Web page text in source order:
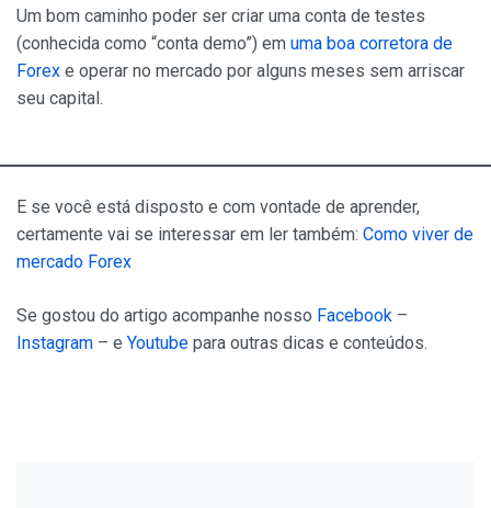
Um bom caminho poder ser criar uma conta de testes
(conhecida como “conta demo”) em uma boa corretora de
Forex e operar no mercado por alguns meses sem arriscar
seu capital.
E se você está disposto e com vontade de aprender,
certamente vai se interessar em ler também: Como viver de
mercado Forex
Se gostou do artigo acompanhe nosso Facebook –
Instagram – e Youtube para outras dicas e conteúdos.